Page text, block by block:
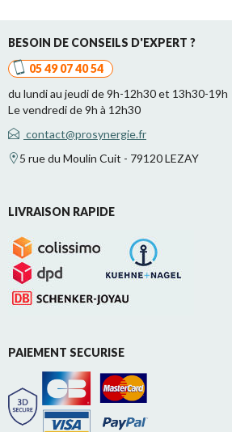
BESOIN DE CONSEILS D'EXPERT ?
05 49 07 40 54
du lundi au jeudi de 9h-12h30 et 13h30-19h
Le vendredi de 9h à 12h30
contact@prosynergie.fr
5 rue du Moulin Cuit - 79120 LEZAY
LIVRAISON RAPIDE
PAIEMENT SECURISE